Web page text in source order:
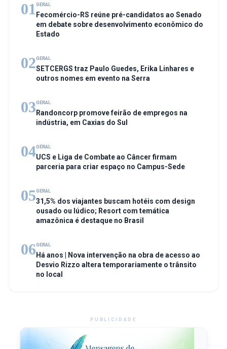
01 GERAL
Fecomércio-RS reúne pré-candidatos ao Senado
em debate sobre desenvolvimento econômico do
Estado
02GERAL
SETCERGS traz Paulo Guedes, Erika Linhares e
outros nomes em evento na Serra
03GERAL
Randoncorp promove feirão de empregos na
indústria, em Caxias do Sul
04GERAL
UCS e Liga de Combate ao Câncer firmam
parceria para criar espaço no Campus-Sede
05GERAL
31,5% dos viajantes buscam hotéis com design
ousado ou lúdico; Resort com temática
amazônica é destaque no Brasil
06GERAL
Há anos | Nova intervenção na obra de acesso ao
Desvio Rizzo altera temporariamente o trânsito
no local
PUBLICIDADE